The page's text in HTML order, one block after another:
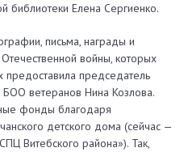
библиотеки Елена Сергиенко.
письма, награды и
войны, которых
председатель
БОО ветеранов Нина Козлова.
фонды благодаря
детского дома (сейчас —
Витебского района»). Так,